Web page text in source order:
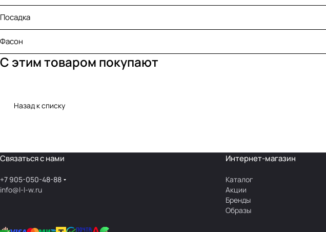
Посадка
Фасон
С этим товаром покупают
Назад к списку
Связаться с нами
+7 905-050-48-88
info@l-l-w.ru
Интернет-магазин
Каталог
Акции
Бренды
Образы